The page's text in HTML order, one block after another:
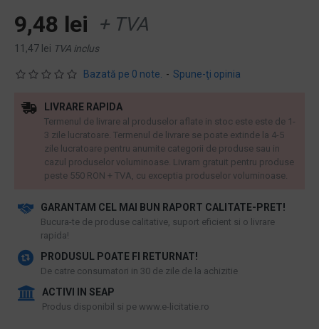
Bazată pe 0 note. - Spune-ţi opinia
9,48 lei + TVA
11,47 lei TVA inclus
GARANTAM CEL MAI BUN RAPORT CALITATE-PRET!
​Bucura-te de produse calitative, suport eficient si o livrare
rapida!
PRODUSUL POATE FI RETURNAT!
De catre consumatori in 30 de zile de la achizitie
ACTIVI IN SEAP
Produs disponibil si pe www.e-licitatie.ro
LIVRARE RAPIDA
Termenul de livrare al produselor aflate in stoc este este de 1-
3 zile lucratoare. Termenul de livrare se poate extinde la 4-5
zile lucratoare pentru anumite categorii de produse sau in
cazul produselor voluminoase. Livram gratuit pentru produse
peste 550 RON + TVA, cu exceptia produselor voluminoase.